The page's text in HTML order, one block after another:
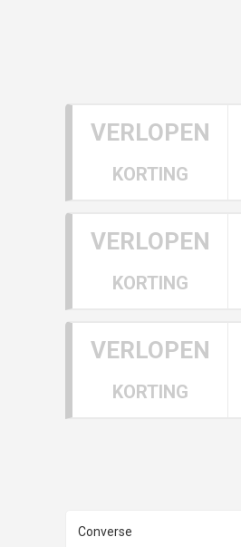
VERLOPEN
KORTING
VERLOPEN
KORTING
VERLOPEN
KORTING
Converse